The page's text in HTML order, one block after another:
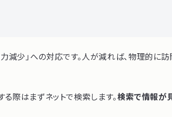
減少」への対応です。人が減れば、物理的
際はまずネットで検索します。検索で情報が